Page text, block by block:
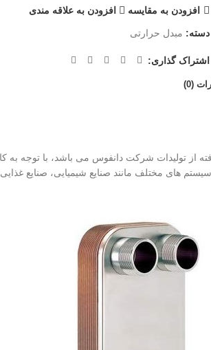
افزودن به مقایسه افزودن به علاقه مندی
دسته: مبدل حرارتی
اشتراک گذاری:
(0)
با تکنولوژی پیشرفته از تولیدات شرکت دانفوس می باشد،
های مختلف مانند صنایع شیمیایی، صنایع